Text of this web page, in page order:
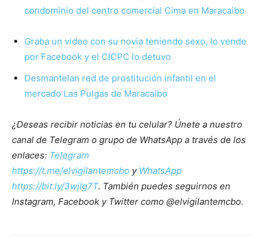
condominio del centro comercial Cima en Maracaibo
Graba un video con su novia teniendo sexo, lo vende
por Facebook y el CICPC lo detuvo
Desmantelan red de prostitución infantil en el
mercado Las Pulgas de Maracaibo
¿Deseas recibir noticias en tu celular? Únete a nuestro
canal de Telegram o grupo de WhatsApp a través de los
enlaces: Telegram
https://t.me/elvigilantemcbo y WhatsApp
https://bit.ly/3wjIg7T. También puedes seguirnos en
Instagram, Facebook y Twitter como @elvigilantemcbo.